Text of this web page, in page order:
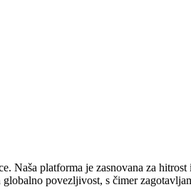
Naša platforma je zasnovana za
povezljivost, s čimer